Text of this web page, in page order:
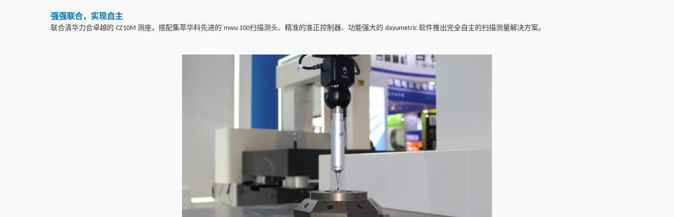
强强联合， 实现自主
联合清华力合卓越的 CZ10M 测座，搭配集萃华科先进的 mwu 100扫描测头、 精准的准正控制器、 功能强大的 dayumetric 软件推出完全自主的扫描测量解决方案。